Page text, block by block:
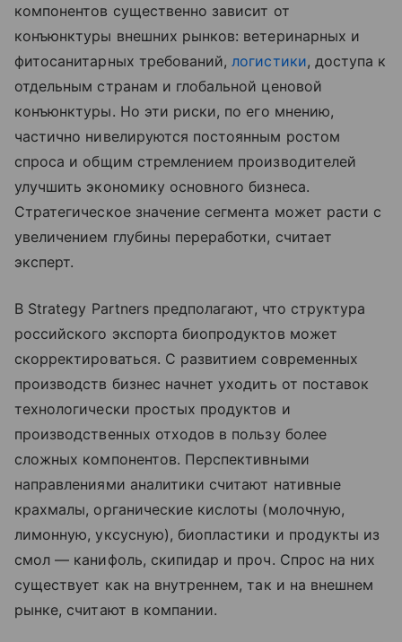
компонентов существенно зависит от
конъюнктуры внешних рынков: ветеринарных и
фитосанитарных требований, логистики, доступа к
отдельным странам и глобальной ценовой
конъюнктуры. Но эти риски, по его мнению,
частично нивелируются постоянным ростом
спроса и общим стремлением производителей
улучшить экономику основного бизнеса.
Стратегическое значение сегмента может расти с
увеличением глубины переработки, считает
эксперт.
В Strategy Partners предполагают, что структура
российского экспорта биопродуктов может
скорректироваться. С развитием современных
производств бизнес начнет уходить от поставок
технологически простых продуктов и
производственных отходов в пользу более
сложных компонентов. Перспективными
направлениями аналитики считают нативные
крахмалы, органические кислоты (молочную,
лимонную, уксусную), биопластики и продукты из
смол — канифоль, скипидар и проч. Спрос на них
существует как на внутреннем, так и на внешнем
рынке, считают в компании.